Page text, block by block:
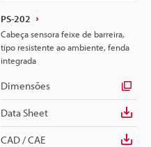
PS-202
Cabeça sensora feixe de barreira,
tipo resistente ao ambiente, fenda
integrada
Dimensões
Data Sheet
CAD / CAE